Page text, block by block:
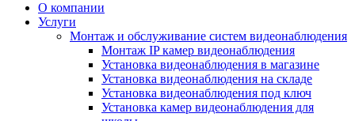
О компании
Услуги
Монтаж и обслуживание систем видеонаблюдения
Монтаж IP камер видеонаблюдения
Установка видеонаблюдения в магазине
Установка видеонаблюдения на складе
Установка видеонаблюдения под ключ
Установка камер видеонаблюдения для